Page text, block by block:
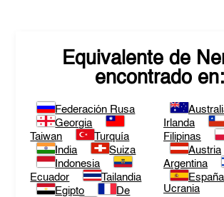
Equivalente de
encontrado en:
Federación Rusa
Georgia
Taiwan
Turquía
India
Suiza
Indonesia
Ecuador
Tailandia
Egipto
De
Irlanda
Filipinas
Austria
Argentina
España
Ucrania